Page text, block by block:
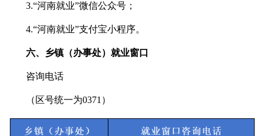
3.“河南就业”微信公众号；
4.“河南就业”支付宝小程序。
六、乡镇（办事处）就业窗口
咨询电话
（区号统一为0371）